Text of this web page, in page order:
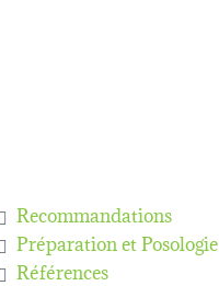
Recommandations
Préparation et Posologie
Références